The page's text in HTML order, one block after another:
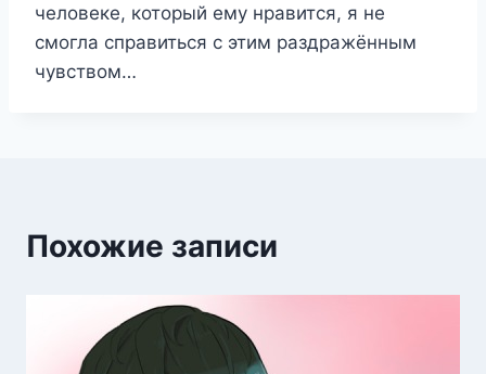
человеке, который ему нравится, я не
смогла справиться с этим раздражённым
чувством…
Похожие записи